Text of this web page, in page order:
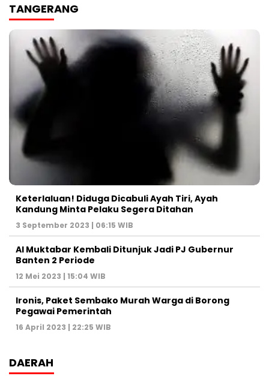
TANGERANG
Keterlaluan! Diduga Dicabuli Ayah Tiri, Ayah
Kandung Minta Pelaku Segera Ditahan
3 September 2023 | 06:15 WIB
Al Muktabar Kembali Ditunjuk Jadi PJ Gubernur
Banten 2 Periode
12 Mei 2023 | 15:04 WIB
Ironis, Paket Sembako Murah Warga di Borong
Pegawai Pemerintah
16 April 2023 | 22:25 WIB
DAERAH